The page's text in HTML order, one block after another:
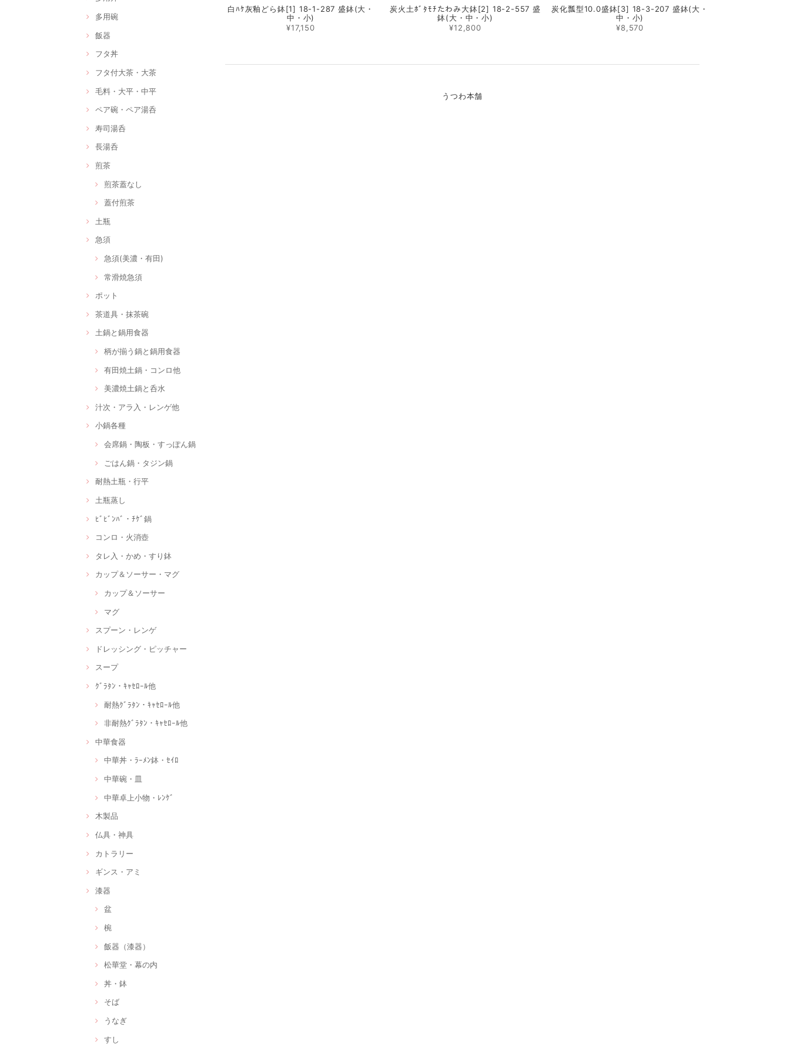
多用碗
飯器
フタ丼
フタ付大茶・大茶
毛料・大平・中平
ペア碗・ペア湯呑
寿司湯呑
長湯呑
煎茶
煎茶蓋なし
蓋付煎茶
土瓶
急須
急須(美濃・有田)
常滑焼急須
ポット
茶道具・抹茶碗
土鍋と鍋用食器
柄が揃う鍋と鍋用食器
有田焼土鍋・コンロ他
美濃焼土鍋と呑水
汁次・アラ入・レンゲ他
小鍋各種
会席鍋・陶板・すっぽん鍋
ごはん鍋・タジン鍋
耐熱土瓶・行平
土瓶蒸し
ﾋﾞﾋﾞﾝﾊﾞ・ﾁｹﾞ鍋
コンロ・火消壺
タレ入・かめ・すり鉢
カップ＆ソーサー・マグ
カップ＆ソーサー
マグ
スプーン・レンゲ
ドレッシング・ピッチャー
スープ
ｸﾞﾗﾀﾝ・ｷｬｾﾛｰﾙ他
耐熱ｸﾞﾗﾀﾝ・ｷｬｾﾛｰﾙ他
非耐熱ｸﾞﾗﾀﾝ・ｷｬｾﾛｰﾙ他
中華食器
中華丼・ﾗｰﾒﾝ鉢・ｾｲﾛ
中華碗・皿
中華卓上小物・ﾚﾝｹﾞ
木製品
仏具・神具
カトラリー
ギンス・アミ
漆器
盆
椀
飯器（漆器）
松華堂・幕の内
丼・鉢
そば
うなぎ
すし
白ﾊｹ灰釉どら鉢[1] 18-1-287 盛鉢(大・
中・小)
¥17,150
炭火土ﾎﾞﾀﾓﾁたわみ大鉢[2] 18-2-557 盛
鉢(大・中・小)
¥12,800
炭化瓢型10.0盛鉢[3] 18-3-207 盛鉢(大・
中・小)
¥8,570
うつわ本舗